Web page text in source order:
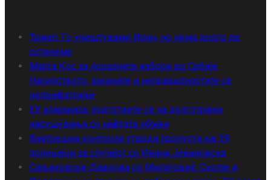
Трамп: Го уништуваме Иран, но нема долго да
останеме
Марта Кос за локалните избори во Србија:
Насилството, заканите и неправилностите се
неприфатливи
ЕУ алармира: подгответе се за долготрајни
нарушувања со нафтата објави
Внатрешна контрола утврди пропусти кај 39
полицајци за случајот со Ивана Јовановска
Сиљановска-Давкова со Милатовиќ: Скопје и